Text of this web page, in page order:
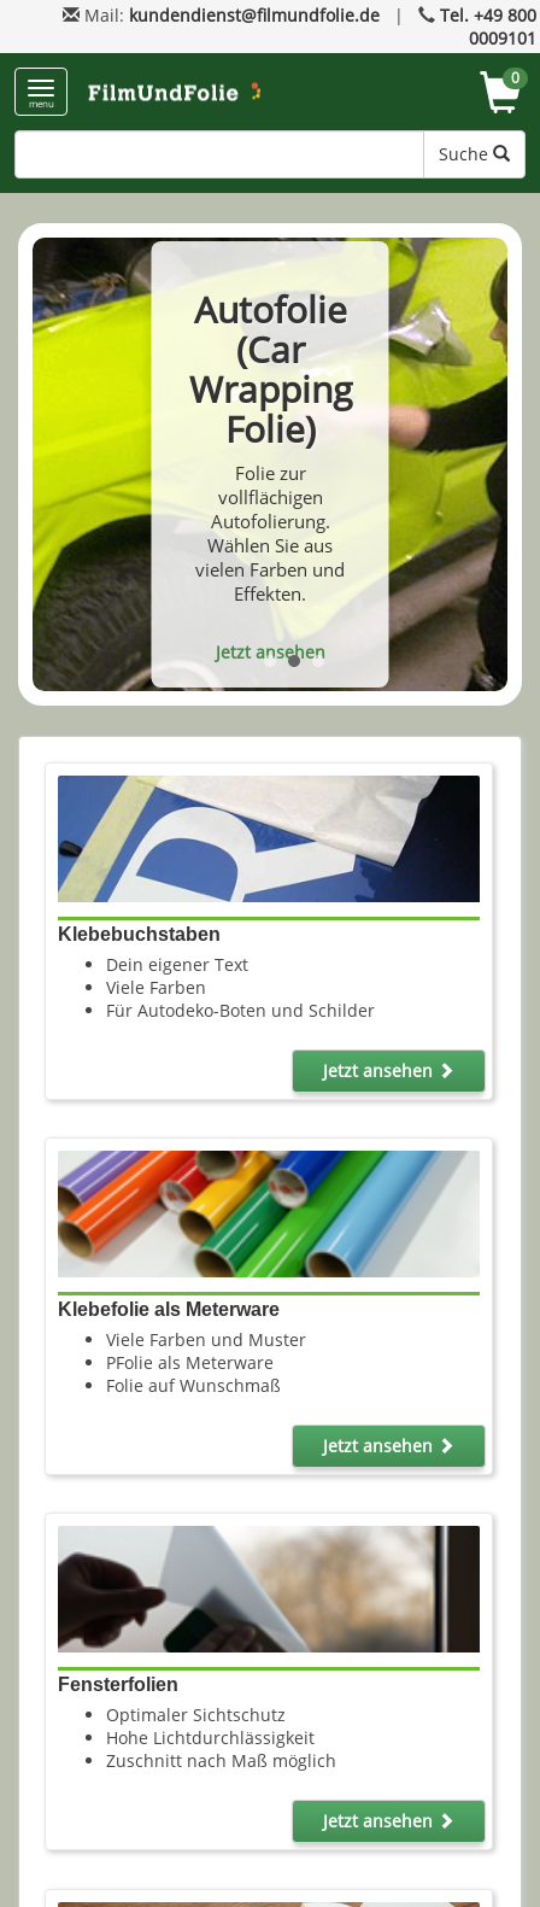
Mail: kundendienst@filmundfolie.de |
Tel. +49 800
0009101
menu
Suche
0
Autofolie
(Car
Wrapping
Folie)
Folie zur
vollflächigen
Autofolierung.
Wählen Sie aus
vielen Farben und
Effekten.
Jetzt ansehen
Klebebuchstaben
Dein eigener Text
Viele Farben
Für Autodeko-Boten und Schilder
Jetzt ansehen
Klebefolie als Meterware
Viele Farben und Muster
PFolie als Meterware
Folie auf Wunschmaß
Jetzt ansehen
Fensterfolien
Optimaler Sichtschutz
Hohe Lichtdurchlässigkeit
Zuschnitt nach Maß möglich
Jetzt ansehen